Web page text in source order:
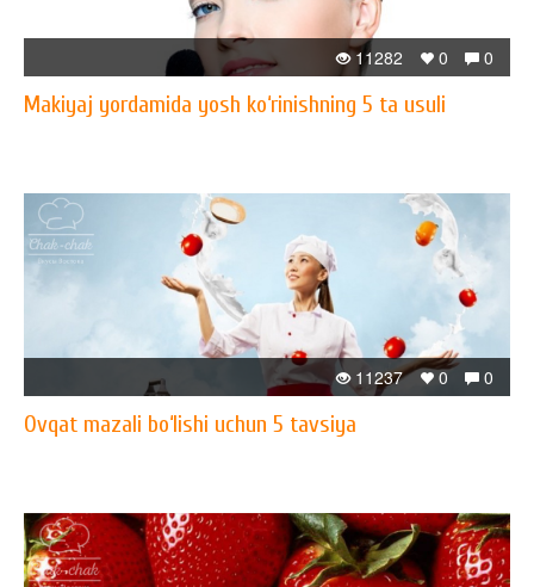
0
0
11282
Makiyaj yordamida yosh ko‘rinishning 5 ta usuli
0
0
11237
Ovqat mazali bo‘lishi uchun 5 tavsiya